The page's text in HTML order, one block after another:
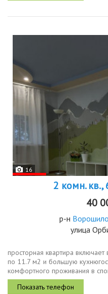
16
2 комн. кв.,
40
р-н
улица
просторная квартира
по 11.7 м2 и большую
комфортного проживания в
детьми особенно актуально
детского сада. в...